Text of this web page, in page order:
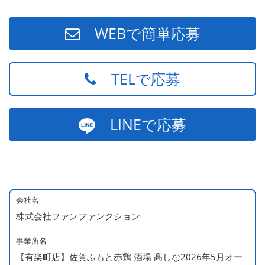
WEBで簡単応募
TELで応募
LINEで応募
会社名
株式会社ファンファンクション
事業所名
【有楽町店】佐賀ふもと赤鶏 酒場 髙しな2026年5月オー